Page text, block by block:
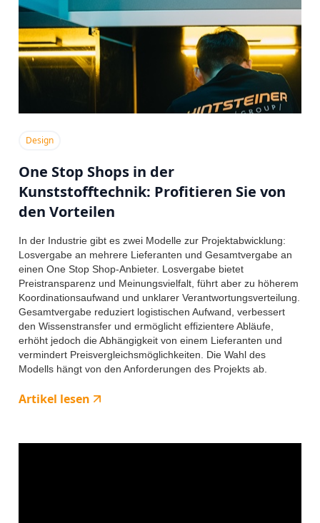
Design
One Stop Shops in der
Kunststofftechnik: Profitieren Sie von
den Vorteilen
In der Industrie gibt es zwei Modelle zur Projektabwicklung:
Losvergabe an mehrere Lieferanten und Gesamtvergabe an
einen One Stop Shop-Anbieter. Losvergabe bietet
Preistransparenz und Meinungsvielfalt, führt aber zu höherem
Koordinationsaufwand und unklarer Verantwortungsverteilung.
Gesamtvergabe reduziert logistischen Aufwand, verbessert
den Wissenstransfer und ermöglicht effizientere Abläufe,
erhöht jedoch die Abhängigkeit von einem Lieferanten und
vermindert Preisvergleichsmöglichkeiten. Die Wahl des
Modells hängt von den Anforderungen des Projekts ab.
Artikel lesen